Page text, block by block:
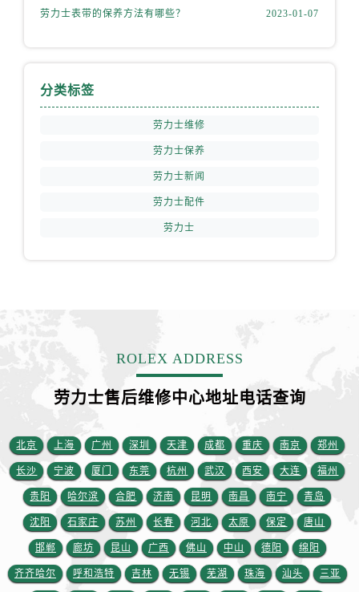
山西省太原市迎泽区迎泽街道解放路15号亨得利名表维修授权店3楼劳力士售后服务中心（需提前预约）
安徽省六安市金安区解放中路劳力士售后服务中心（需提前预约）
福建省宁德市蕉城区天湖东路劳力士售后服务中心（需提前预约）
福建省莆田市城厢区霞林街道荔华东大道劳力士售后服务中心（需提前预约）
福建省三明市三元区东乾二路劳力士售后服务中心（需提前预约）
福建省漳州市龙文区步港路劳力士售后服务中心（需提前预约）
江苏省常州市新北区龙锦路1590号现代传媒中心5号楼10层1008室劳力士售后服务中心（需提前预约）
江苏省淮安市清江浦区淮海北路劳力士售后服务中心（需提前预约）
江苏省连云港市海州区通灌北路劳力士售后服务中心（需提前预约）
劳力士表带的保养方法有哪些？ 2023-01-07
分类标签
劳力士维修
劳力士保养
劳力士新闻
劳力士配件
劳力士
ROLEX ADDRESS
劳力士售后维修中心地址电话查询
北京 上海 广州 深圳 天津 成都 重庆 南京 郑州
长沙 宁波 厦门 东莞 杭州 武汉 西安 大连 福州
贵阳 哈尔滨 合肥 济南 昆明 南昌 南宁 青岛
沈阳 石家庄 苏州 长春 河北 太原 保定 唐山
邯郸 廊坊 昆山 广西 佛山 中山 德阳 绵阳
齐齐哈尔 呼和浩特 吉林 无锡 芜湖 珠海 汕头 三亚